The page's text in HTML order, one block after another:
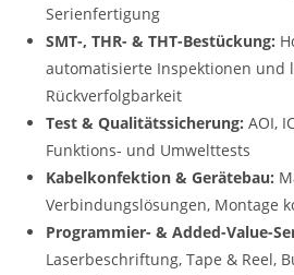
Serienfertigung
SMT-, THR- & THT-Bestückung:
automatisierte Inspektionen und
Rückverfolgbarkeit
Test & Qualitätssicherung: AOI,
Funktions- und Umwelttests
Kabelkonfektion & Gerätebau:
Verbindungslösungen, Montage
Programmier- & Added-Value-
Laserbeschriftung, Tape & Reel,